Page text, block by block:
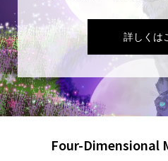
詳しくは
Four-Dimensional